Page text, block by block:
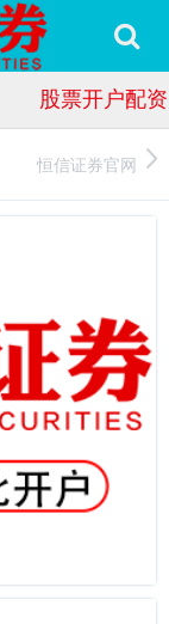
股票开户配资
恒信证券官网